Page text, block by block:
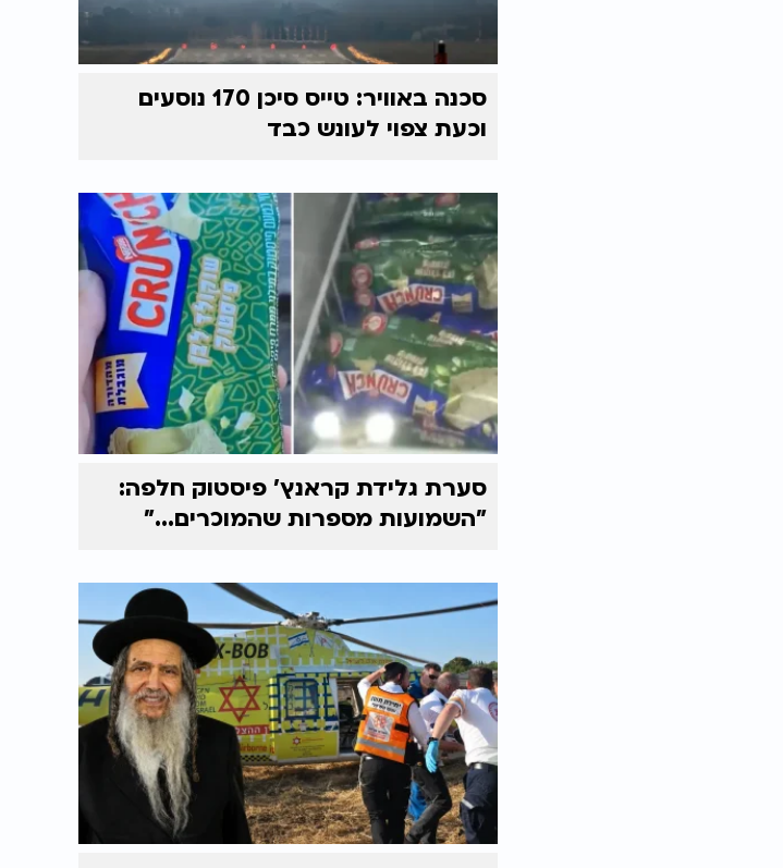
סכנה באוויר: טייס סיכן 170 נוסעים
וכעת צפוי לעונש כבד
סערת גלידת קראנץ' פיסטוק חלפה:
"השמועות מספרות שהמוכרים..."